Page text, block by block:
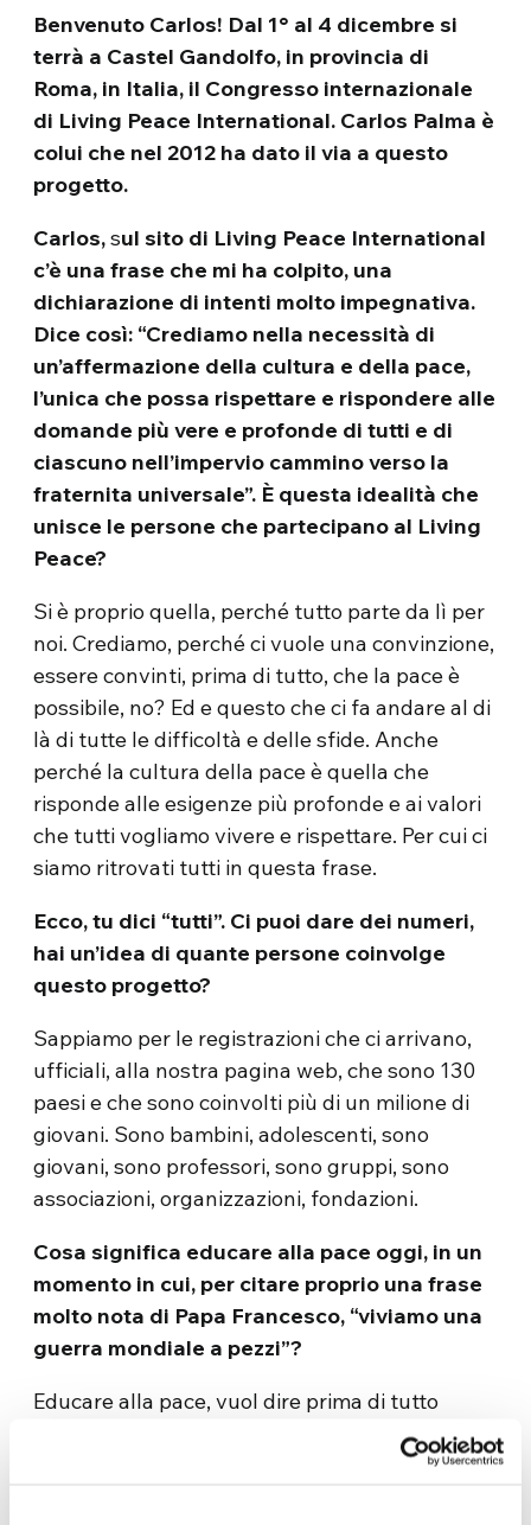
Benvenuto Carlos! Dal 1° al 4 dicembre si
terrà a Castel Gandolfo, in provincia di
Roma, in Italia, il Congresso internazionale
di Living Peace International. Carlos Palma è
colui che nel 2012 ha dato il via a questo
progetto.
Carlos,sul sito di Living Peace International
c’è una frase che mi ha colpito, una
dichiarazione di intenti molto impegnativa.
Dice così: “Crediamo nella necessità di
un’affermazione della cultura e della pace,
l’unica che possa rispettare e rispondere alle
domande più vere e profonde di tutti e di
ciascuno nell’impervio cammino verso la
fraternita universale”. È questa idealità che
unisce le persone che partecipano al Living
Peace?
Si è proprio quella, perché tutto parte da lì per
noi. Crediamo, perché ci vuole una convinzione,
essere convinti, prima di tutto, che la pace è
possibile, no? Ed e questo che ci fa andare al di
là di tutte le difficoltà e delle sfide. Anche
perché la cultura della pace è quella che
risponde alle esigenze più profonde e ai valori
che tutti vogliamo vivere e rispettare. Per cui ci
siamo ritrovati tutti in questa frase.
Ecco, tu dici “tutti”. Ci puoi dare dei numeri,
hai un’idea di quante persone coinvolge
questo progetto?
Sappiamo per le registrazioni che ci arrivano,
ufficiali, alla nostra pagina web, che sono 130
paesi e che sono coinvolti più di un milione di
giovani. Sono bambini, adolescenti, sono
giovani, sono professori, sono gruppi, sono
associazioni, organizzazioni, fondazioni.
Cosa significa educare alla pace oggi, in un
momento in cui, per citare proprio una frase
molto nota di Papa Francesco, “viviamo una
guerra mondiale a pezzi”?
Educare alla pace, vuol dire prima di tutto
educare all’amore. Svegliare in noi questa
esigenza, questo bisogno di amare e di sentirsi